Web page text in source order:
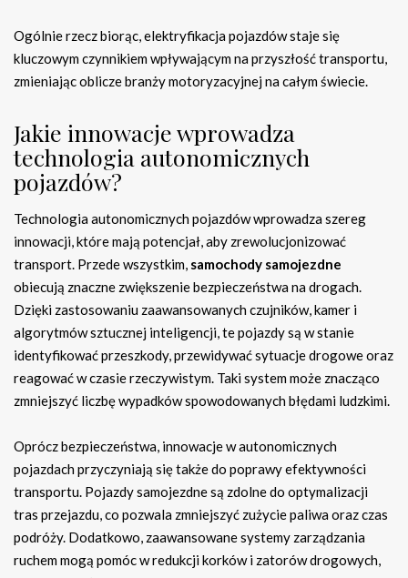
Ogólnie rzecz biorąc, elektryfikacja pojazdów staje się
kluczowym czynnikiem wpływającym na przyszłość transportu,
zmieniając oblicze branży motoryzacyjnej na całym świecie.
Jakie innowacje wprowadza
technologia autonomicznych
pojazdów?
Technologia autonomicznych pojazdów wprowadza szereg
innowacji, które mają potencjał, aby zrewolucjonizować
transport. Przede wszystkim, samochody samojezdne
obiecują znaczne zwiększenie bezpieczeństwa na drogach.
Dzięki zastosowaniu zaawansowanych czujników, kamer i
algorytmów sztucznej inteligencji, te pojazdy są w stanie
identyfikować przeszkody, przewidywać sytuacje drogowe oraz
reagować w czasie rzeczywistym. Taki system może znacząco
zmniejszyć liczbę wypadków spowodowanych błędami ludzkimi.
Oprócz bezpieczeństwa, innowacje w autonomicznych
pojazdach przyczyniają się także do poprawy efektywności
transportu. Pojazdy samojezdne są zdolne do optymalizacji
tras przejazdu, co pozwala zmniejszyć zużycie paliwa oraz czas
podróży. Dodatkowo, zaawansowane systemy zarządzania
ruchem mogą pomóc w redukcji korków i zatorów drogowych,